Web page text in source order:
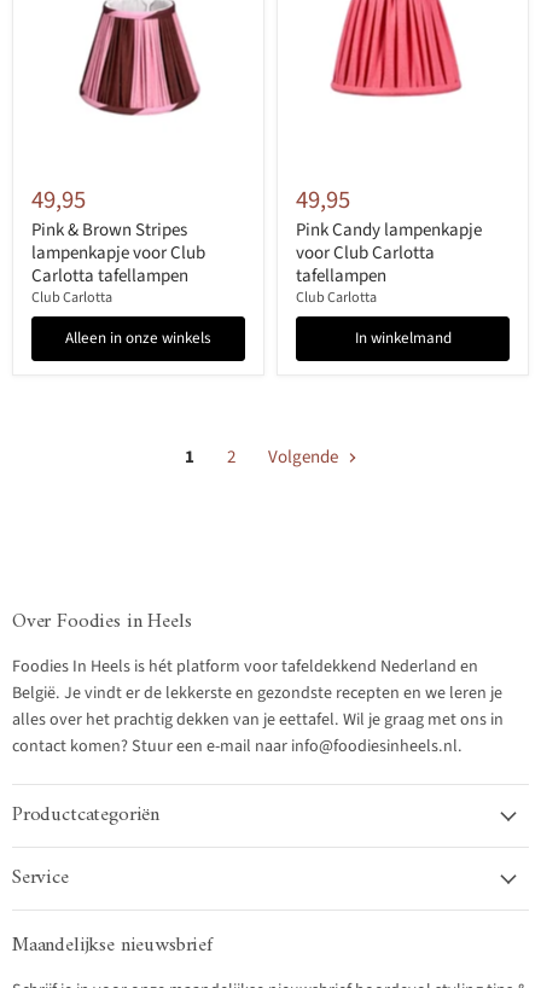
49,95
Pink & Brown Stripes
lampenkapje voor Club
Carlotta tafellampen
Club Carlotta
Alleen in onze winkels
49,95
Pink Candy lampenkapje
voor Club Carlotta
tafellampen
Club Carlotta
In winkelmand
1 2 Volgende
Over Foodies in Heels
Foodies In Heels is hét platform voor tafeldekkend Nederland en
België. Je vindt er de lekkerste en gezondste recepten en we leren je
alles over het prachtig dekken van je eettafel. Wil je graag met ons in
contact komen? Stuur een e-mail naar info@foodiesinheels.nl.
Productcategoriën
Service
Maandelijkse nieuwsbrief